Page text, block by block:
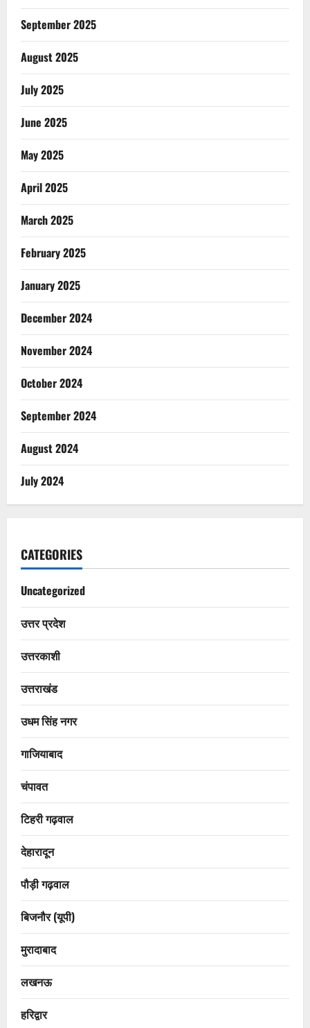
September 2025
August 2025
July 2025
June 2025
May 2025
April 2025
March 2025
February 2025
January 2025
December 2024
November 2024
October 2024
September 2024
August 2024
July 2024
CATEGORIES
Uncategorized
उत्तर प्रदेश
उत्तरकाशी
उत्तराखंड
उधम सिंह नगर
गाजियाबाद
चंपावत
टिहरी गढ़वाल
देहारादून
पौड़ी गढ़वाल
बिजनौर (यूपी)
मुरादाबाद
लखनऊ
हरिद्वार